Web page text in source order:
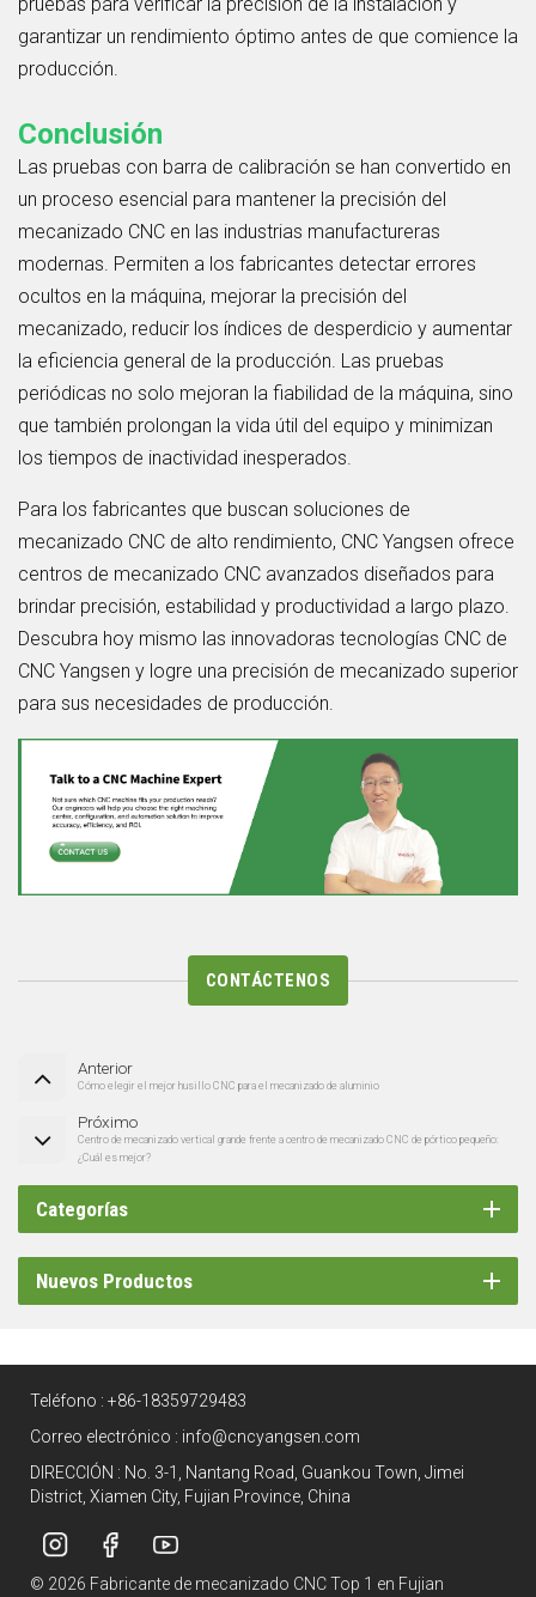
garantizar un rendimiento óptimo antes de que comience la
producción.
Conclusión
Las pruebas con barra de calibración se han convertido en
un proceso esencial para mantener la precisión del
mecanizado CNC en las industrias manufactureras
modernas. Permiten a los fabricantes detectar errores
ocultos en la máquina, mejorar la precisión del
mecanizado, reducir los índices de desperdicio y aumentar
la eficiencia general de la producción. Las pruebas
periódicas no solo mejoran la fiabilidad de la máquina, sino
que también prolongan la vida útil del equipo y minimizan
los tiempos de inactividad inesperados.
Para los fabricantes que buscan soluciones de
mecanizado CNC de alto rendimiento, CNC Yangsen ofrece
centros de mecanizado CNC avanzados diseñados para
brindar precisión, estabilidad y productividad a largo plazo.
Descubra hoy mismo las innovadoras tecnologías CNC de
CNC Yangsen y logre una precisión de mecanizado superior
para sus necesidades de producción.
CONTÁCTENOS
Anterior
Cómo elegir el mejor husillo CNC para el mecanizado de aluminio
Próximo
Centro de mecanizado vertical grande frente a centro de mecanizado CNC de pórtico pequeño:
¿Cuál es mejor?
Categorías
Nuevos Productos
Teléfono : +86-18359729483
Correo electrónico : info@cncyangsen.com
DIRECCIÓN : No. 3-1, Nantang Road, Guankou Town, Jimei
District, Xiamen City, Fujian Province, China
© 2026 Fabricante de mecanizado CNC Top 1 en Fujian